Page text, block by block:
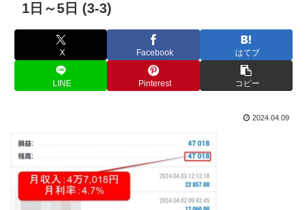
1日～5日 (3-3)
X Facebook はてブ
LINE Pinterest コピー
2024.04.09